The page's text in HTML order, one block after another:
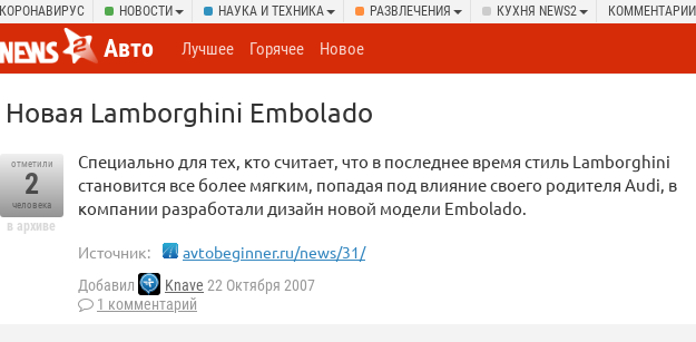
КОРОНАВИРУС НОВОСТИ НАУКА И ТЕХНИКА РАЗВЛЕЧЕНИЯ КУХНЯ NEWS2 КОММЕНТАРИИ
Авто Лучшее Горячее Новое
Новая Lamborghini Embolado
отметили
2
человека
в архиве
Специально для тех, кто считает, что в последнее время стиль Lamborghini
становится все более мягким, попадая под влияние своего родителя Audi, в
компании разработали дизайн новой модели Embolado.
Источник: avtobeginner.ru/news/31/
Добавил Knave 22 Октября 2007
1 комментарий